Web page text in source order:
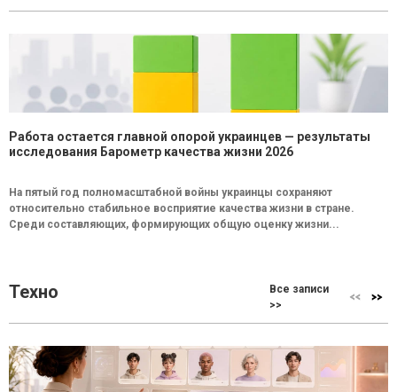
Работа остается главной опорой украинцев — результаты
исследования Барометр качества жизни 2026
На пятый год полномасштабной войны украинцы сохраняют
относительно стабильное восприятие качества жизни в стране.
Среди составляющих, формирующих общую оценку жизни...
Техно
Все записи
>>